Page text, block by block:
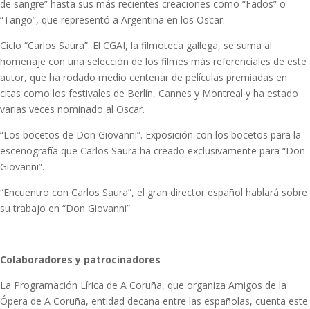
de sangre” hasta sus más recientes creaciones como “Fados” o
“Tango”, que representó a Argentina en los Oscar.
Ciclo “Carlos Saura”. El CGAI, la filmoteca gallega, se suma al
homenaje con una selección de los filmes más referenciales de este
autor, que ha rodado medio centenar de películas premiadas en
citas como los festivales de Berlín, Cannes y Montreal y ha estado
varias veces nominado al Oscar.
“Los bocetos de Don Giovanni”. Exposición con los bocetos para la
escenografía que Carlos Saura ha creado exclusivamente para “Don
Giovanni”.
“Encuentro con Carlos Saura”, el gran director español hablará sobre
su trabajo en “Don Giovanni”
Colaboradores y patrocinadores
La Programación Lírica de A Coruña, que organiza Amigos de la
Ópera de A Coruña, entidad decana entre las españolas, cuenta este